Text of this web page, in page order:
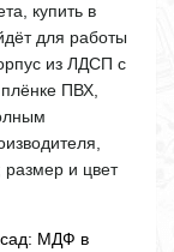
купить в
для работы
из ЛДСП с
ПВХ,
размер и цвет
МДФ в